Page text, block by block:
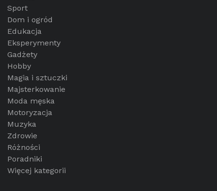
Sport
Dom i ogród
Edukacja
Eksperymenty
Gadżety
Hobby
Magia i sztuczki
Majsterkowanie
Moda męska
Motoryzacja
Muzyka
Zdrowie
Różności
Poradniki
Więcej kategorii